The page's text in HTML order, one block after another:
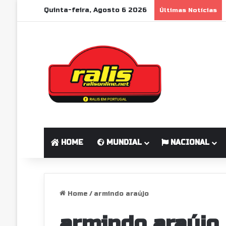
Quinta-feira, Agosto 6 2026 Últimas Notícias
HOME MUNDIAL NACIONAL
Home / armindo araújo